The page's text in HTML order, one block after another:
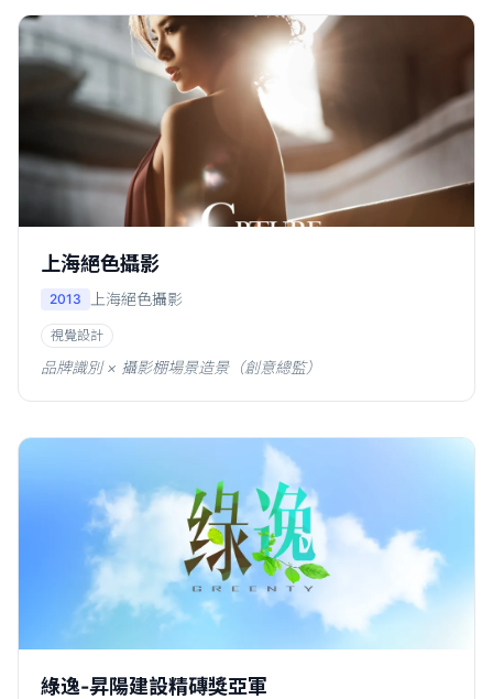
上海絕色攝影
2013 上海絕色攝影
視覺設計
品牌識別 × 攝影棚場景造景（創意總監）
綠逸-昇陽建設精磚獎亞軍